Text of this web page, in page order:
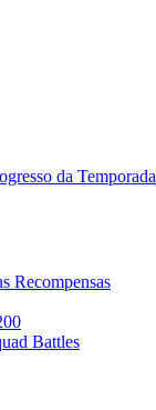
da Temporada
Recompensas
Battles